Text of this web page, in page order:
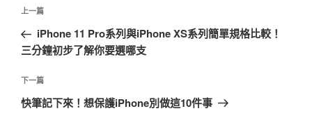
導
覽
上
一
篇
章
上一篇
iPhone 11 Pro系列與iPhone XS系列簡單規格比較！
三分鐘初步了解你要選哪支
下
一
下一篇
快筆記下來！想保護iPhone別做這10件事